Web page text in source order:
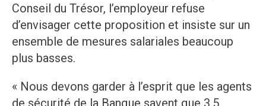
Conseil du Trésor, l’employeur refuse
d’envisager cette proposition et insiste sur un
ensemble de mesures salariales beaucoup
plus basses.
« Nous devons garder à l’esprit que les agents
de sécurité de la Banque savent que 3,5